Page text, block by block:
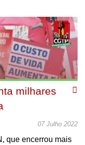
milhares
07 Julho 2022
que encerrou mais